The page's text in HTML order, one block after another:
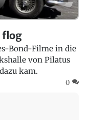
flog
Bond-Filme in die
von Pilatus
kam.
0